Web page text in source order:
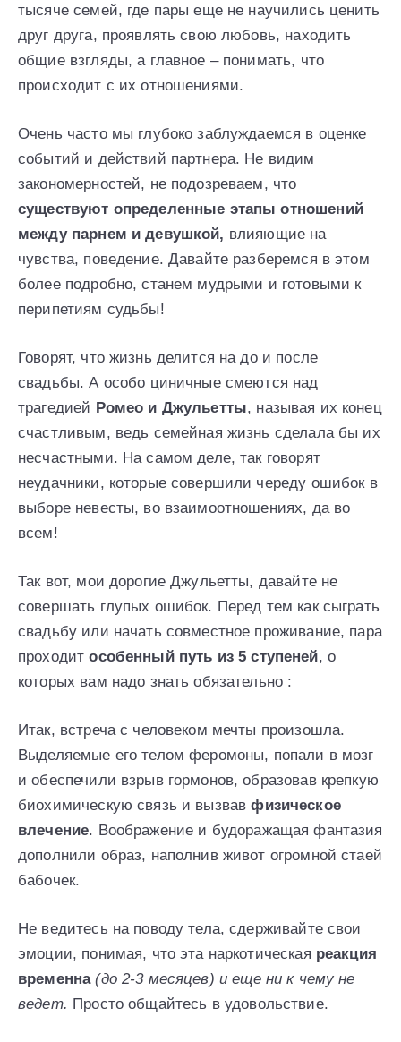
тысяче семей, где пары еще не научились ценить
друг друга, проявлять свою любовь, находить
общие взгляды, а главное – понимать, что
происходит с их отношениями.
Очень часто мы глубоко заблуждаемся в оценке
событий и действий партнера. Не видим
закономерностей, не подозреваем, что
существуют определенные этапы отношений
между парнем и девушкой, влияющие на
чувства, поведение. Давайте разберемся в этом
более подробно, станем мудрыми и готовыми к
перипетиям судьбы!
Говорят, что жизнь делится на до и после
свадьбы. А особо циничные смеются над
трагедией Ромео и Джульетты, называя их конец
счастливым, ведь семейная жизнь сделала бы их
несчастными. На самом деле, так говорят
неудачники, которые совершили череду ошибок в
выборе невесты, во взаимоотношениях, да во
всем!
Так вот, мои дорогие Джульетты, давайте не
совершать глупых ошибок. Перед тем как сыграть
свадьбу или начать совместное проживание, пара
проходитособенный путь из 5 ступеней, о
которых вам надо знать обязательно :
Итак, встреча с человеком мечты произошла.
Выделяемые его телом феромоны, попали в мозг
и обеспечили взрыв гормонов, образовав крепкую
биохимическую связь и вызвавфизическое
влечение. Воображение и будоражащая фантазия
дополнили образ, наполнив живот огромной стаей
бабочек.
Не ведитесь на поводу тела, сдерживайте свои
эмоции, понимая, что эта наркотическая реакция
временна (до 2-3 месяцев) и еще ни к чему не
ведет. Просто общайтесь в удовольствие.